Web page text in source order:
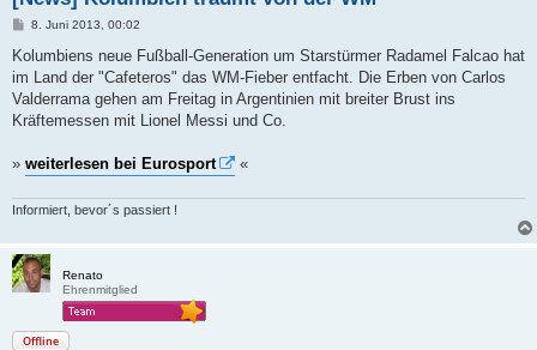
B
i
r
a
8. Juni 2013, 00:02
Kolumbiens neue Fußball-Generation um Starstürmer Radamel Falcao hat
im Land der "Cafeteros" das WM-Fieber entfacht. Die Erben von Carlos
Valderrama gehen am Freitag in Argentinien mit breiter Brust ins
Kräftemessen mit Lionel Messi und Co.
» weiterlesen bei Eurosport «
Informiert, bevor´s passiert !
Renato
Ehrenmitglied
Offline